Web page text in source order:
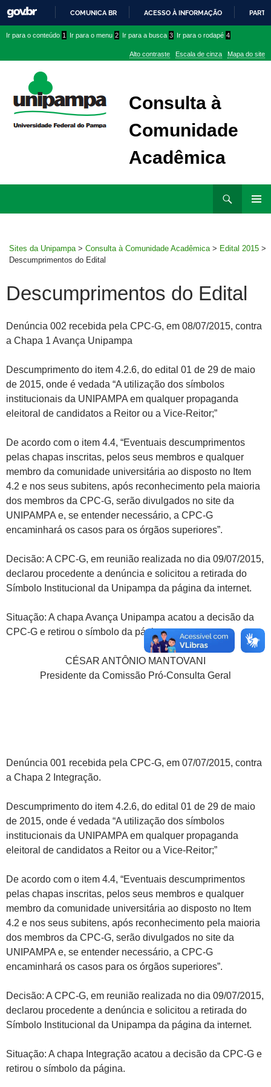
PARA
CONTEÚDO
COMUNICA BR ACESSO À INFORMAÇÃO
conteúdo
menu
superior
menu
Ir para o conteúdo 1 Ir para o menu 2 Ir para a busca 3 Ir para o rodapé 4
Alto contraste Escala de cinza Mapa do site
Consulta à
Comunidade
Acadêmica
Sites da Unipampa > Consulta à Comunidade Acadêmica > Edital 2015 >
Descumprimentos do Edital
Descumprimentos do Edital
Denúncia 002 recebida pela CPC-G, em 08/07/2015, contra
a Chapa 1 Avança Unipampa
Descumprimento do item 4.2.6, do edital 01 de 29 de maio
de 2015, onde é vedada “A utilização dos símbolos
institucionais da UNIPAMPA em qualquer propaganda
eleitoral de candidatos a Reitor ou a Vice-Reitor;”
De acordo com o item 4.4, “Eventuais descumprimentos
pelas chapas inscritas, pelos seus membros e qualquer
membro da comunidade universitária ao disposto no Item
4.2 e nos seus subitens, após reconhecimento pela maioria
dos membros da CPC-G, serão divulgados no site da
UNIPAMPA e, se entender necessário, a CPC-G
encaminhará os casos para os órgãos superiores”.
Decisão: A CPC-G, em reunião realizada no dia 09/07/2015,
declarou procedente a denúncia e solicitou a retirada do
Símbolo Institucional da Unipampa da página da internet.
Situação: A chapa Avança Unipampa acatou a decisão da
CPC-G e retirou o símbolo da página.
CÉSAR ANTÔNIO MANTOVANI
Presidente da Comissão Pró-Consulta Geral
Denúncia 001 recebida pela CPC-G, em 07/07/2015, contra
a Chapa 2 Integração.
Descumprimento do item 4.2.6, do edital 01 de 29 de maio
de 2015, onde é vedada “A utilização dos símbolos
institucionais da UNIPAMPA em qualquer propaganda
eleitoral de candidatos a Reitor ou a Vice-Reitor;”
De acordo com o item 4.4, “Eventuais descumprimentos
pelas chapas inscritas, pelos seus membros e qualquer
membro da comunidade universitária ao disposto no Item
4.2 e nos seus subitens, após reconhecimento pela maioria
dos membros da CPC-G, serão divulgados no site da
UNIPAMPA e, se entender necessário, a CPC-G
encaminhará os casos para os órgãos superiores”.
Decisão: A CPC-G, em reunião realizada no dia 09/07/2015,
declarou procedente a denúncia e solicitou a retirada do
Símbolo Institucional da Unipampa da página da internet.
Situação: A chapa Integração acatou a decisão da CPC-G e
retirou o símbolo da página.